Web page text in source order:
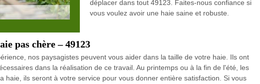
déplacer dans tout 49123. Faites-nous confiance si
vous voulez avoir une haie saine et robuste.
pas chère – 49123
nos paysagistes peuvent vous aider dans la taille de votre haie. Ils ont
dans la réalisation de ce travail. Au printemps ou à la fin de l'été, les
haie, ils seront à votre service pour vous donner entière satisfaction. Si vous